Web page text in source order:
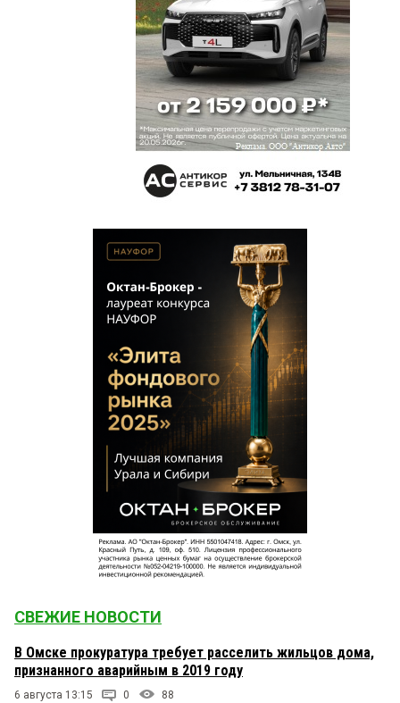
СВЕЖИЕ НОВОСТИ
В Омске прокуратура требует расселить жильцов дома,
признанного аварийным в 2019 году
6 августа 13:15 0 88